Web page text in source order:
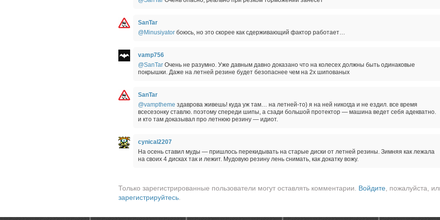
SanTar
@Minusiyator боюсь, но это скорее как сдерживающий фактор работает…
vamp756
@SanTar Очень не разумно. Уже давным давно доказано что на колесех должны быть одинаковые
покрышки. Даже на летней резине будет безопаснее чем на 2х шипованых
SanTar
@vamptheme здаврова живешь! куда уж там… на летней-то) я на ней никогда и не ездил. все время
всесезонку ставлю. поэтому спереди шипы, а сзади большой протектор — машина ведет себя адекватно.
и кто там доказывал про летнюю резину — идиот.
cynical2207
На осень ставил муды — пришлось перекидывать на старые диски от летней резины. Зимняя как лежала
на своих 4 дисках так и лежит. Мудовую резину лень снимать, как докатку вожу.
Только зарегистрированные пользователи могут оставлять комментарии. Войдите , пожалуйста,
зарегистрируйтесь